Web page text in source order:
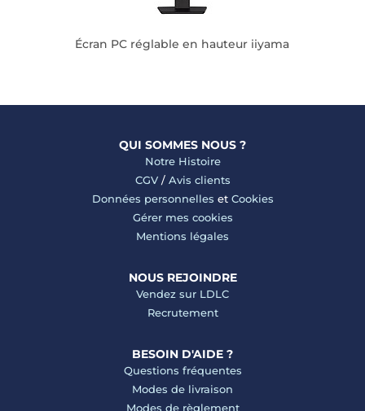
Écran PC réglable en hauteur iiyama
QUI SOMMES NOUS ?
Notre Histoire
CGV/ Avis clients
Données personnelles et Cookies
Gérer mes cookies
Mentions légales
NOUS REJOINDRE
Vendez sur LDLC
Recrutement
BESOIN D'AIDE ?
Questions fréquentes
Modes de livraison
Modes de règlement